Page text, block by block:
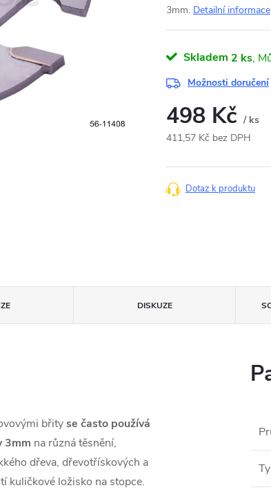
3mm. Detailní informace
Skladem 2 ks
Možnosti doručení
498 Kč / ks
411,57 Kč bez DPH
cena:
Dotaz k produktu
DISKUZE
břityse často používá
3mm na různá těsnění,
dřeva, dřevotřískových a
kuličkové ložisko na stopce.